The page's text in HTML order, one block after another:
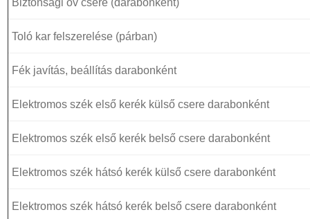
Toló kar felszerelése (párban)
Fék javítás, beállítás darabonként
Elektromos szék első kerék külső csere darabonként
Elektromos szék első kerék belső csere darabonként
Elektromos szék hátsó kerék külső csere darabonként
Elektromos szék hátsó kerék belső csere darabonként